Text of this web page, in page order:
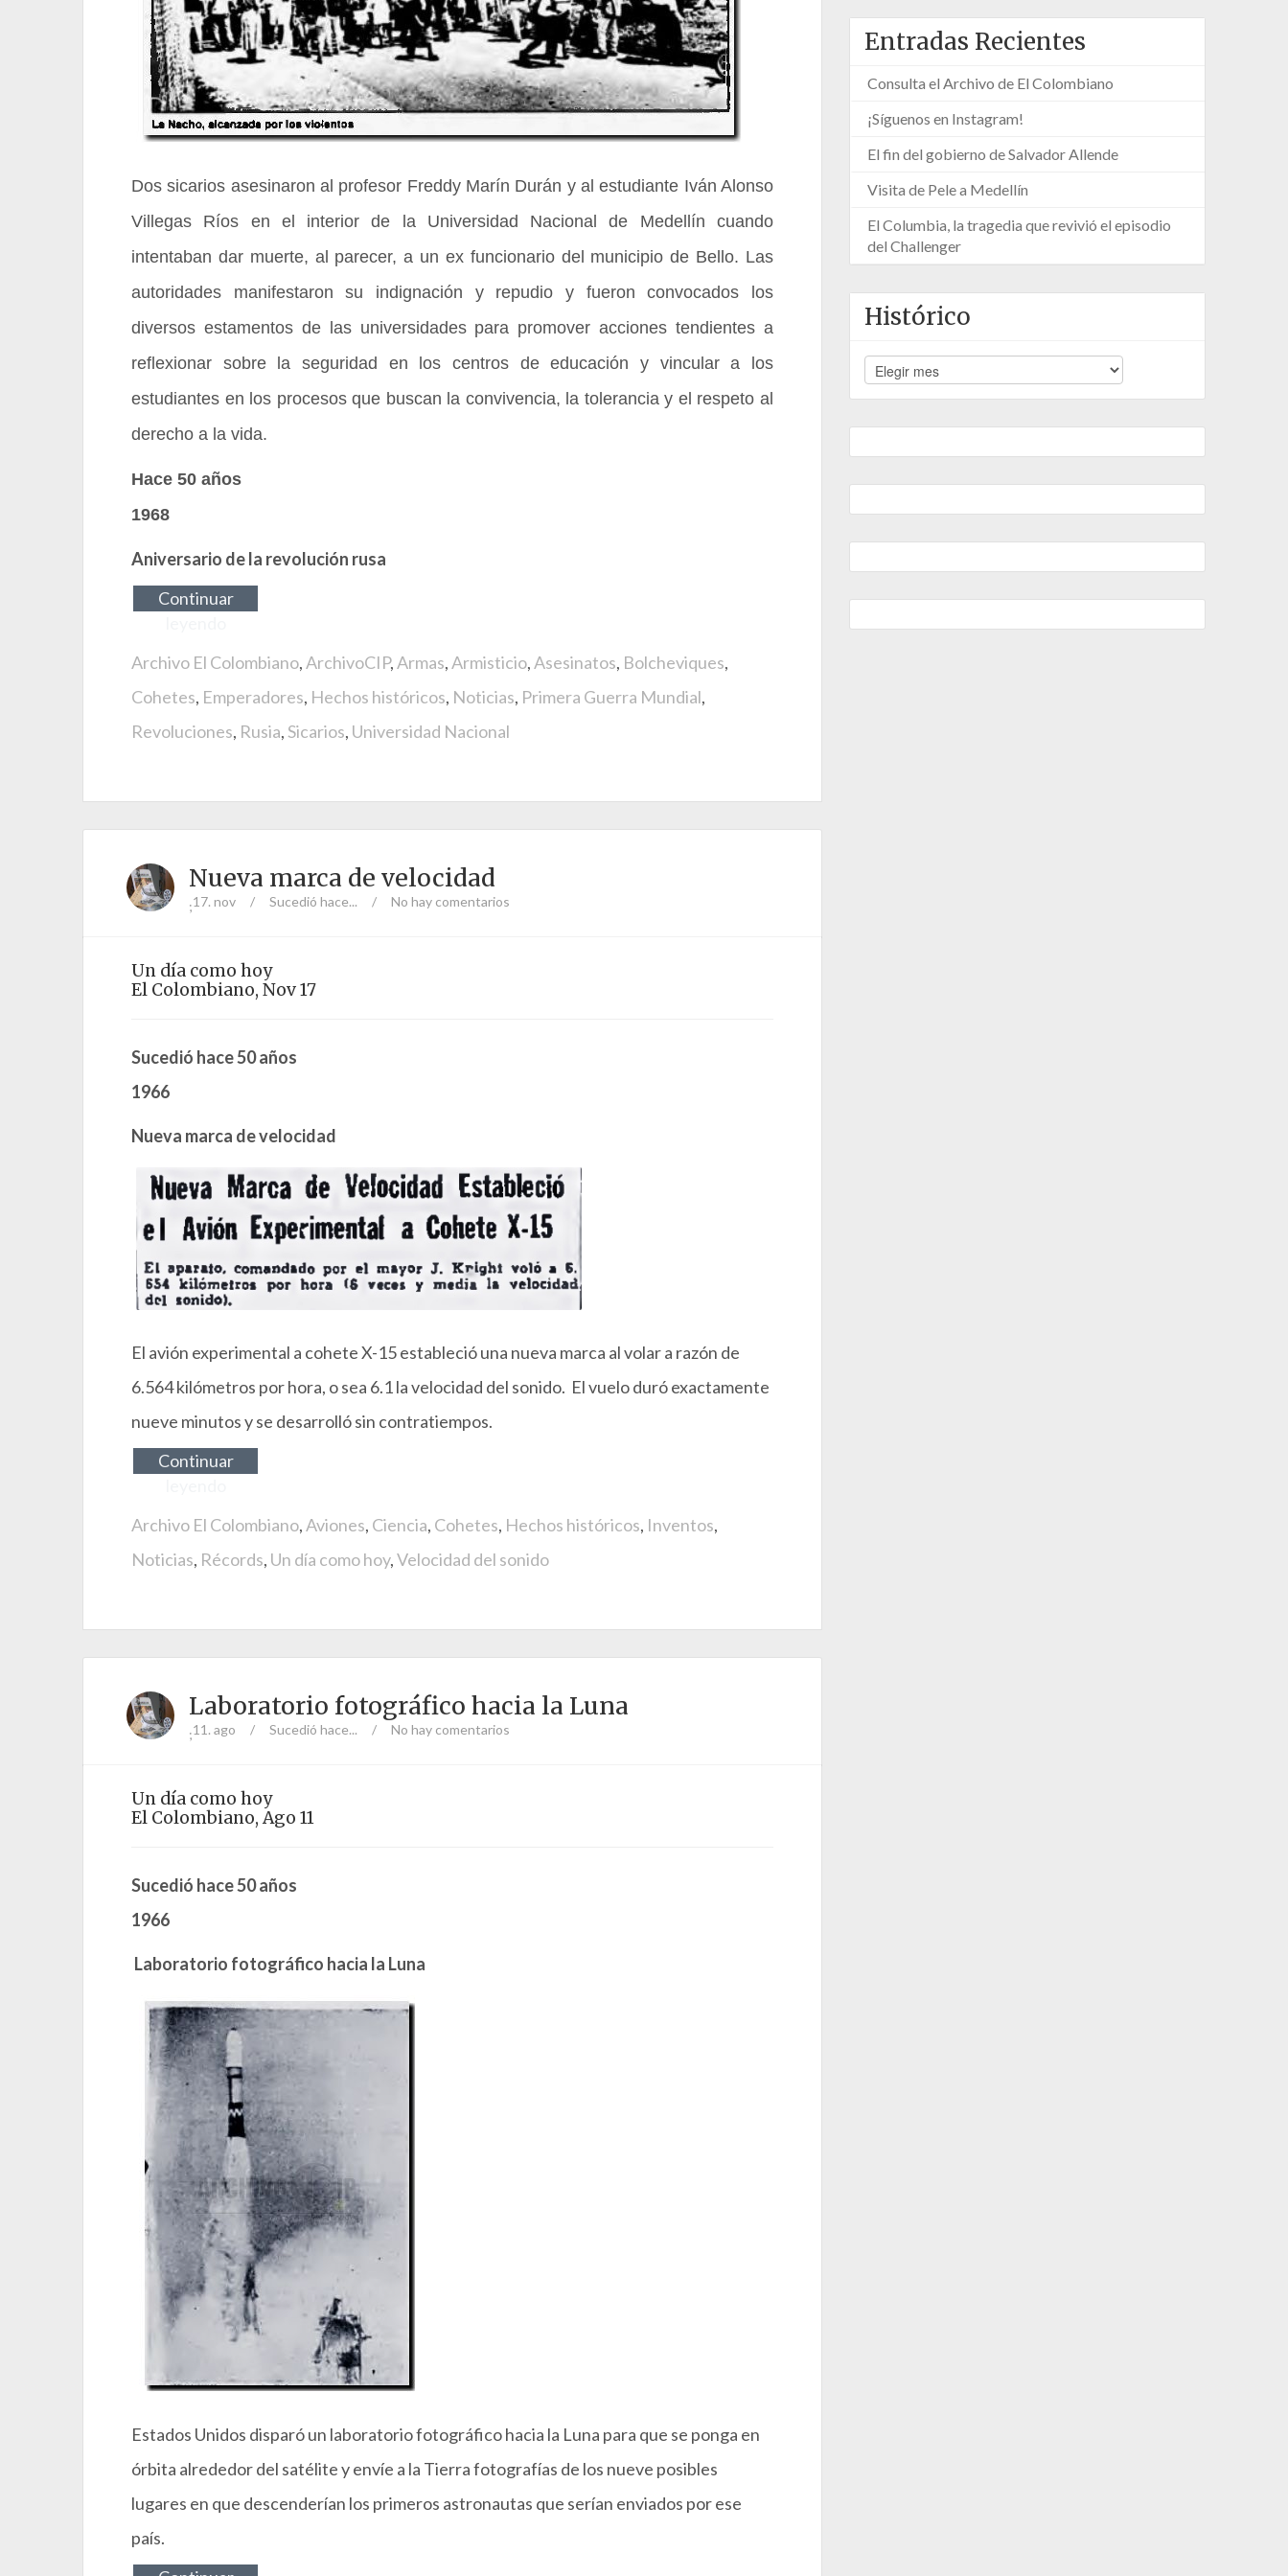
Dos sicarios asesinaron al profesor Freddy Marín Durán y al estudiante Iván Alonso
Villegas Ríos en el interior de la Universidad Nacional de Medellín cuando
intentaban dar muerte, al parecer, a un ex funcionario del municipio de Bello. Las
autoridades manifestaron su indignación y repudio y fueron convocados los
diversos estamentos de las universidades para promover acciones tendientes a
reflexionar sobre la seguridad en los centros de educación y vincular a los
estudiantes en los procesos que buscan la convivencia, la tolerancia y el respeto al
derecho a la vida.
Hace 50 años
1968
Aniversario de la revolución rusa
Continuar
Archivo El Colombiano,ArchivoCIP,Armas,Armisticio,Asesinatos, Bolcheviques,
Cohetes, Emperadores, Hechos históricos, Noticias, Primera Guerra Mundial,
Revoluciones, Rusia,Sicarios, Universidad Nacional
Nueva marca de velocidad
;17. nov / Sucedió hace... / No hay comentarios
Un día como hoy
El Colombiano, Nov 17
Sucedió hace 50 años
1966
Nueva marca de velocidad
El avión experimental a cohete X-15 estableció una nueva marca al volar a razón de
6.564 kilómetros por hora, o sea 6.1 la velocidad del sonido. El vuelo duró exactamente
nueve minutos y se desarrolló sin contratiempos.
Continuar
Archivo El Colombiano,Aviones, Ciencia, Cohetes, Hechos históricos, Inventos,
Noticias, Récords, Un día como hoy,Velocidad del sonido
Laboratorio fotográfico hacia la Luna
;11. ago / Sucedió hace... / No hay comentarios
Un día como hoy
El Colombiano, Ago 11
Sucedió hace 50 años
1966
Laboratorio fotográfico hacia la Luna
Estados Unidos disparó un laboratorio fotográfico hacia la Luna para que se ponga en
órbita alrededor del satélite y envíe a la Tierra fotografías de los nueve posibles
lugares en que descenderían los primeros astronautas que serían enviados por ese
país.
Entradas Recientes
Consulta el Archivo de El Colombiano
¡Síguenos en Instagram!
El fin del gobierno de Salvador Allende
Visita de Pele a Medellín
El Columbia, la tragedia que revivió el episodio
del Challenger
Histórico